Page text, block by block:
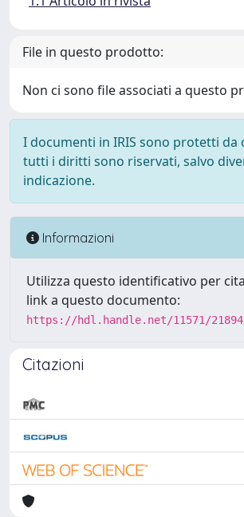
File in questo prodotto:
Non ci sono file associati a questo
I documenti in IRIS sono protetti da
tutti i diritti sono riservati, salvo
indicazione.
Informazioni
Utilizza questo identificativo per
link a questo documento:
https://hdl.handle.net/11571/
Citazioni